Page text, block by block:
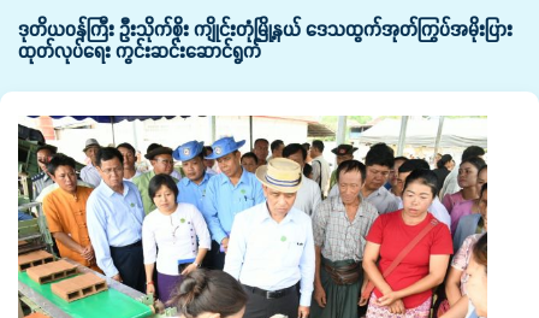
ဒုတိယဝန်ကြီး ဦးသိုက်စိုး ကျိုင်းတုံမြို့နယ် ဒေသထွက်အုတ်ကြွပ်အမိုးပြား
ထုတ်လုပ်ရေး ကွင်းဆင်းဆောင်ရွက်